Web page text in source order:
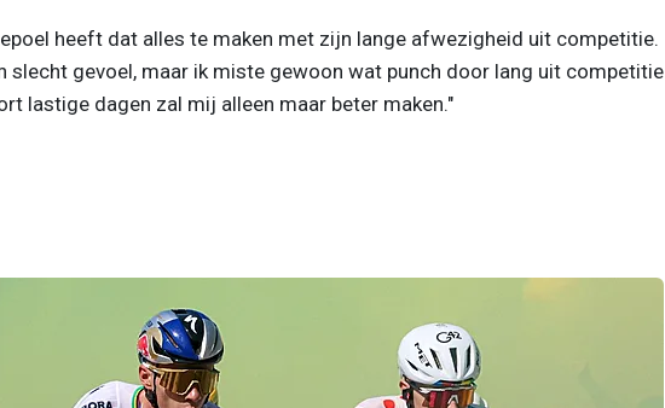
heeft dat alles te maken met zijn lange afwezigheid uit competitie.
slecht gevoel, maar ik miste gewoon wat punch door lang uit competitie
lastige dagen zal mij alleen maar beter maken."